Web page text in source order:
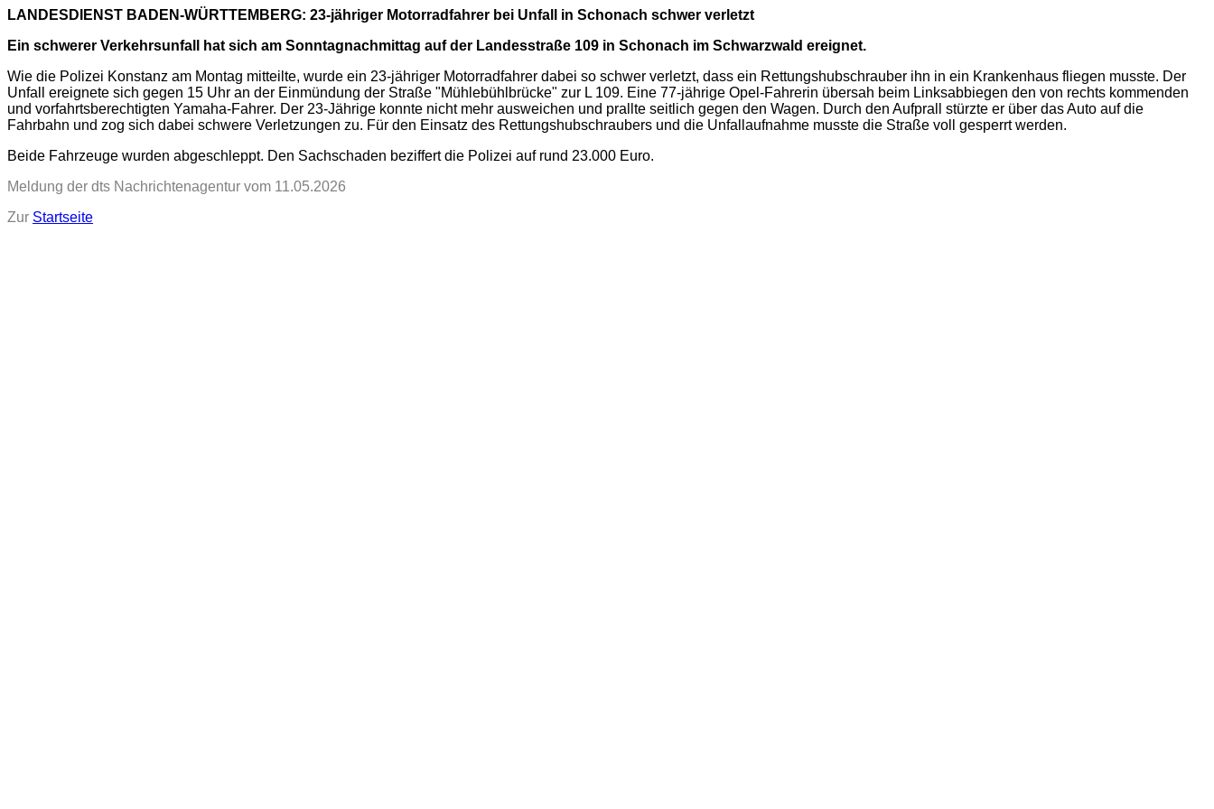
LANDESDIENST BADEN-WÜRTTEMBERG: 23-jähriger Motorradfahrer bei Unfall in Schonach schwer verletzt
Ein schwerer Verkehrsunfall hat sich am Sonntagnachmittag auf der Landesstraße 109 in Schonach im Schwarzwald ereignet.
Wie die Polizei Konstanz am Montag mitteilte, wurde ein 23-jähriger Motorradfahrer dabei so schwer verletzt, dass ein Rettungshubschrauber ihn in ein Krankenhaus fliegen musste. Der
Unfall ereignete sich gegen 15 Uhr an der Einmündung der Straße "Mühlebühlbrücke" zur L 109. Eine 77-jährige Opel-Fahrerin übersah beim Linksabbiegen den von rechts kommenden
und vorfahrtsberechtigten Yamaha-Fahrer. Der 23-Jährige konnte nicht mehr ausweichen und prallte seitlich gegen den Wagen. Durch den Aufprall stürzte er über das Auto auf die
Fahrbahn und zog sich dabei schwere Verletzungen zu. Für den Einsatz des Rettungshubschraubers und die Unfallaufnahme musste die Straße voll gesperrt werden.
Beide Fahrzeuge wurden abgeschleppt. Den Sachschaden beziffert die Polizei auf rund 23.000 Euro.
Meldung der dts Nachrichtenagentur vom 11.05.2026
Zur Startseite